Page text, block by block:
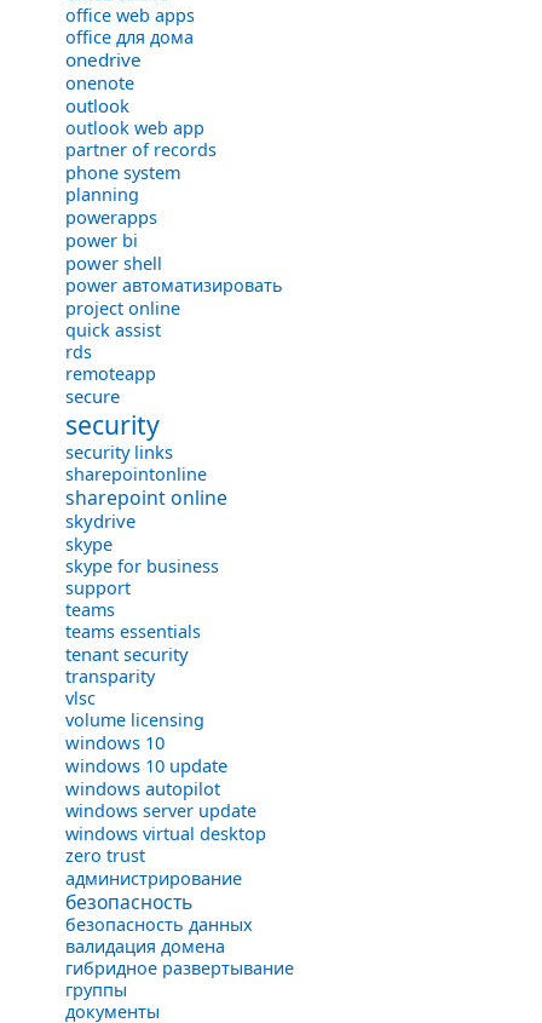
office web apps
office для дома
onedrive
onenote
outlook
outlook web app
partner of records
phone system
planning
powerapps
power bi
power shell
power автоматизировать
project online
quick assist
rds
remoteapp
secure
security
security links
sharepointonline
sharepoint online
skydrive
skype
skype for business
support
teams
teams essentials
tenant security
transparity
vlsc
volume licensing
windows 10
windows 10 update
windows autopilot
windows server update
windows virtual desktop
zero trust
администрирование
безопасность
безопасность данных
валидация домена
гибридное развертывание
группы
документы